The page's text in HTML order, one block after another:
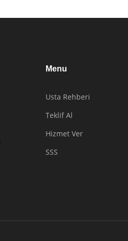
Menu
Usta Rehberi
Teklif Al
Hizmet Ver
SSS